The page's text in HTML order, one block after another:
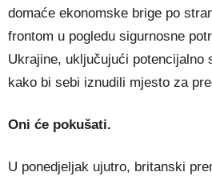
domaće ekonomske brige po
frontom u pogledu sigurnosne
Ukrajine, uključujući potencijalno
kako bi sebi iznudili mjesto za
Oni će pokušati.
U ponedjeljak ujutro, britanski